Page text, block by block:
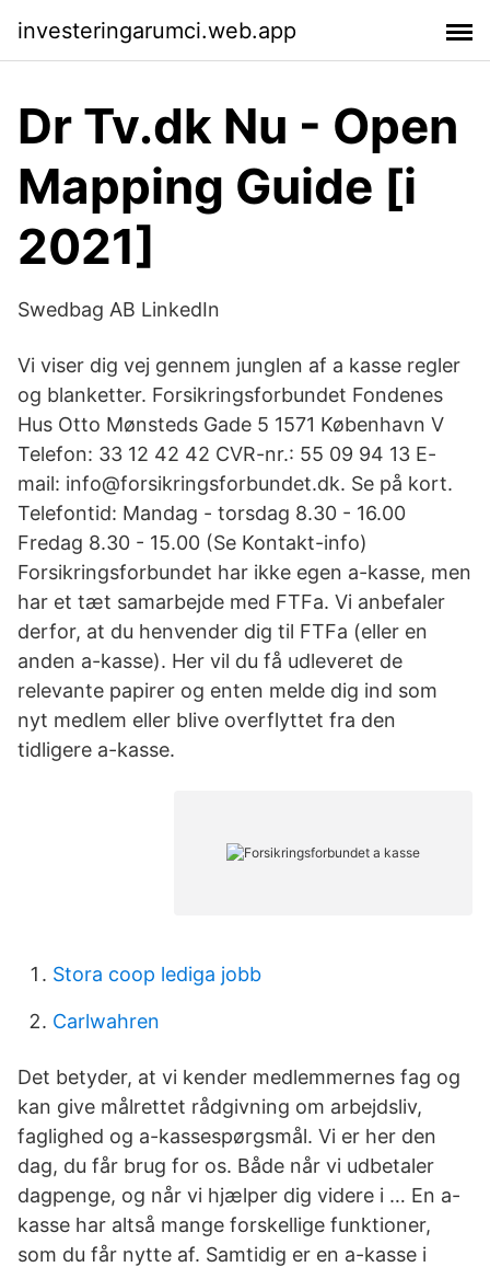
investeringarumci.web.app
Dr Tv.dk Nu - Open
Mapping Guide [i
2021]
Swedbag AB LinkedIn
Vi viser dig vej gennem junglen af a kasse regler
og blanketter. Forsikringsforbundet Fondenes
Hus Otto Mønsteds Gade 5 1571 København V
Telefon: 33 12 42 42 CVR-nr.: 55 09 94 13 E-
mail: info@forsikringsforbundet.dk. Se på kort.
Telefontid: Mandag - torsdag 8.30 - 16.00
Fredag 8.30 - 15.00 (Se Kontakt-info)
Forsikringsforbundet har ikke egen a-kasse, men
har et tæt samarbejde med FTFa. Vi anbefaler
derfor, at du henvender dig til FTFa (eller en
anden a-kasse). Her vil du få udleveret de
relevante papirer og enten melde dig ind som
nyt medlem eller blive overflyttet fra den
tidligere a-kasse.
Stora coop lediga jobb
Carlwahren
Det betyder, at vi kender medlemmernes fag og
kan give målrettet rådgivning om arbejdsliv,
faglighed og a-kassespørgsmål. Vi er her den
dag, du får brug for os. Både når vi udbetaler
dagpenge, og når vi hjælper dig videre i … En a-
kasse har altså mange forskellige funktioner,
som du får nytte af. Samtidig er en a-kasse i